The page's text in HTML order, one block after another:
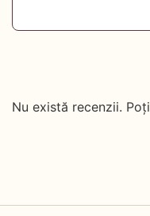
Nu există recenzii.